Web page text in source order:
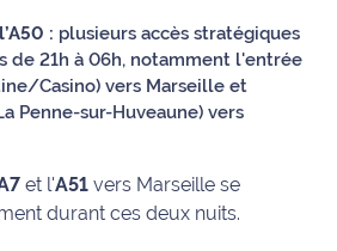
: plusieurs accès stratégiques
de 21h à 06h, notamment l'entrée
Casino) vers Marseille et
Penne-sur-Huveaune) vers
et l'A51 vers Marseille se
durant ces deux nuits.